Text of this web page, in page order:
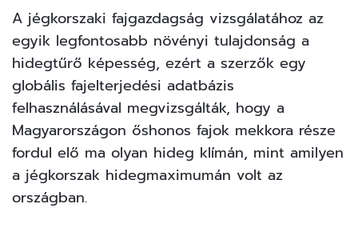
A jégkorszaki fajgazdagság vizsgálatához az
egyik legfontosabb növényi tulajdonság a
hidegtűrő képesség, ezért a szerzők egy
globális fajelterjedési adatbázis
felhasználásával megvizsgálták, hogy a
Magyarországon őshonos fajok mekkora része
fordul elő ma olyan hideg klímán, mint amilyen
a jégkorszak hidegmaximumán volt az
országban.